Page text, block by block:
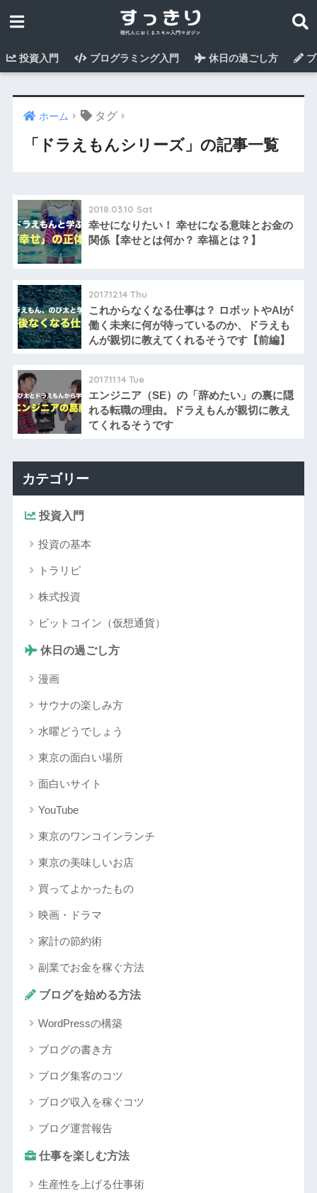
投資入門 プログラミング入門 休日の過ごし方
ホーム タグ
「ドラえもんシリーズ」の記事一覧
2018.03.10 Sat
幸せになりたい！ 幸せになる意味とお金の
関係【幸せとは何か？ 幸福とは？】
2017.12.14 Thu
これからなくなる仕事は？ ロボットやAIが
働く未来に何が待っているのか、ドラえも
んが親切に教えてくれるそうです【前編】
2017.11.14 Tue
エンジニア（SE）の「辞めたい」の裏に隠
れる転職の理由。ドラえもんが親切に教え
てくれるそうです
カテゴリー
投資入門
投資の基本
トラリピ
株式投資
ビットコイン（仮想通貨）
休日の過ごし方
漫画
サウナの楽しみ方
水曜どうでしょう
東京の面白い場所
面白いサイト
YouTube
東京のワンコインランチ
東京の美味しいお店
買ってよかったもの
映画・ドラマ
家計の節約術
副業でお金を稼ぐ方法
ブログを始める方法
WordPressの構築
ブログの書き方
ブログ集客のコツ
ブログ収入を稼ぐコツ
ブログ運営報告
仕事を楽しむ方法
生産性を上げる仕事術